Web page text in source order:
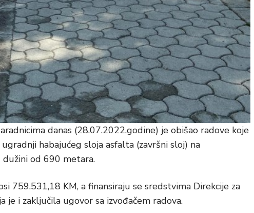
danas (28.07.2022.godine) je obišao radove koje
ugradnji habajućeg sloja asfalta (završni sloj) na
dužini od 690 metara.
759.531,18 KM, a finansiraju se sredstvima Direkcije za
je i zaključila ugovor sa izvođačem radova.